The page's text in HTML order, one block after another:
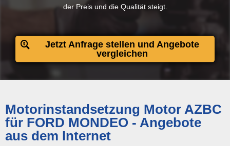
der Preis und die Qualität steigt.​
Jetzt Anfrage stellen und Angebote
vergleichen
Motorinstandsetzung Motor AZBC
für FORD MONDEO - Angebote
aus dem Internet